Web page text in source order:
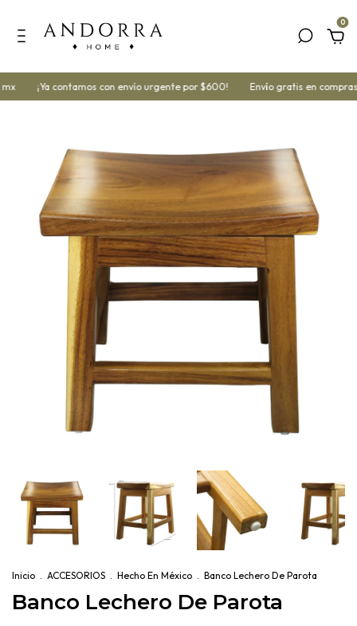
0
¡Ya contamos con envío urgente por $600! Envío gratis en
Inicio . ACCESORIOS . Hecho En México . Banco Lechero De Parota
Banco Lechero De Parota